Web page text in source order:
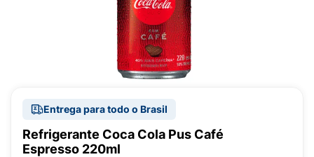
Entrega para todo o Brasil
Refrigerante Coca Cola Pus Café
Espresso 220ml